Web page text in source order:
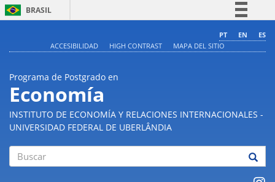
BRASIL
Comunica BR
PT EN
ES
ACCESIBILIDAD
HIGH CONTRAST MAPA DEL SITIO
Programa de Postgrado en
Economía
INSTITUTO DE ECONOMÍA Y RELACIONES INTERNACIONALES -
UNIVERSIDAD FEDERAL DE UBERLÂNDIA